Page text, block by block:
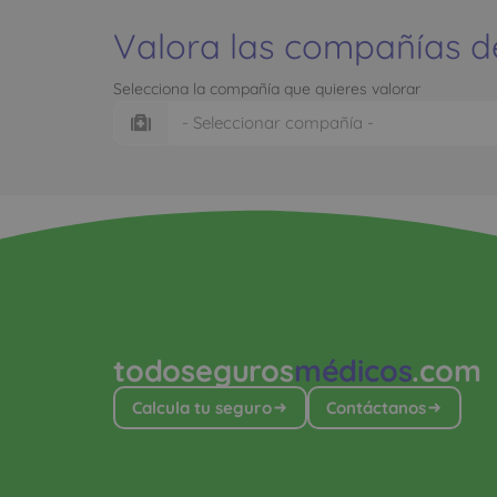
Valora las compañías
Selecciona la compañía que quieres valorar
todosegurosmédicos.com
Calcula tu seguro Contáctanos